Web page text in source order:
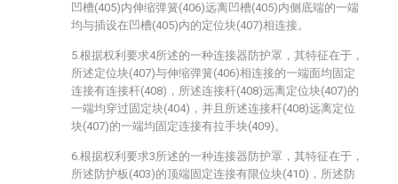
凹槽(405)内伸缩弹簧(406)远离凹槽(405)内侧底端的一端
均与插设在凹槽(405)内的定位块(407)相连接。
5.根据权利要求4所述的一种连接器防护罩，其特征在于，
所述定位块(407)与伸缩弹簧(406)相连接的一端面均固定
连接有连接杆(408)，所述连接杆(408)远离定位块(407)的
一端均穿过固定块(404)，并且所述连接杆(408)远离定位
块(407)的一端均固定连接有拉手块(409)。
6.根据权利要求3所述的一种连接器防护罩，其特征在于，
所述防护板(403)的顶端固定连接有限位块(410)，所述防